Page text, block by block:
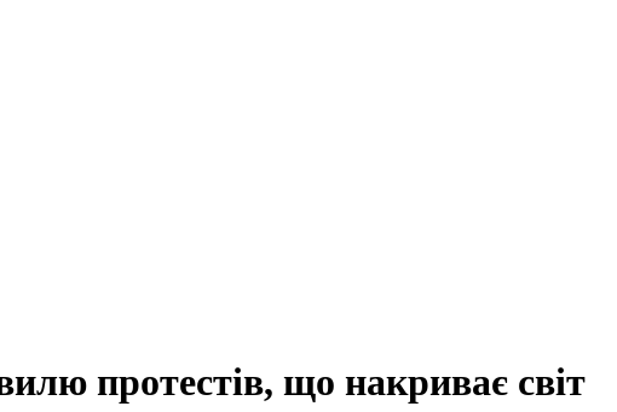
протестів, що накриває світ